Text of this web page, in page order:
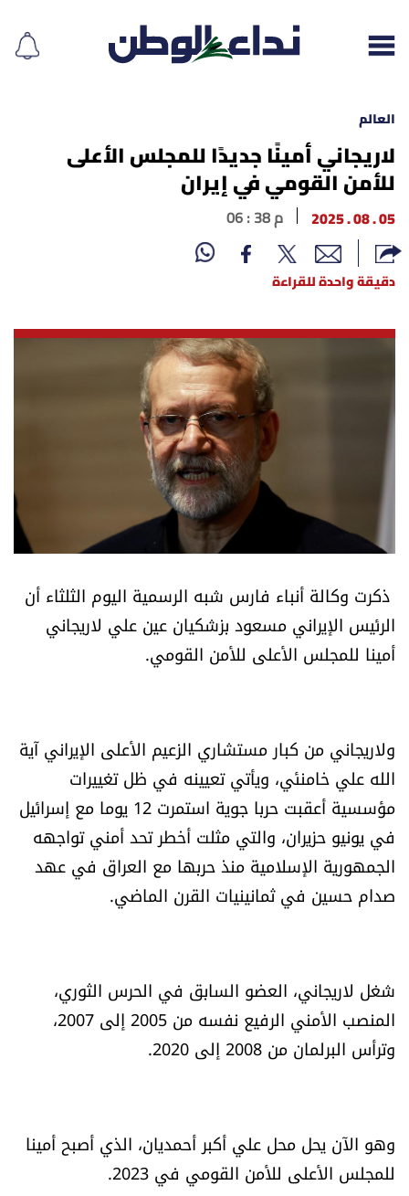
إقرأ الجريدة
لبنان
الغلاف
نداء اليوم
نداء القرّاء
كتّابنا
آراء
اقتصاد
العالم
الصحافة الإسرائيلية
فصل من كتاب
اقرأ تضحك
سجالات
العالم
لاريجاني أمينًا جديدًا للمجلس الأعلى
للأمن القومي في إيران
05 . 08 . 2025 06 : 38 م
دقيقة واحدة للقراءة
ذكرت وكالة أنباء فارس شبه الرسمية اليوم الثلثاء أن
الرئيس الإيراني مسعود بزشكيان عين علي لاريجاني
أمينا للمجلس الأعلى للأمن القومي.
ولاريجاني من كبار مستشاري الزعيم الأعلى الإيراني آية
الله علي خامنئي، ويأتي تعيينه في ظل تغييرات
مؤسسية أعقبت حربا جوية استمرت 12 يوما مع إسرائيل
في يونيو حزيران، والتي مثلت أخطر تحد أمني تواجهه
الجمهورية الإسلامية منذ حربها مع العراق في عهد
صدام حسين في ثمانينيات القرن الماضي.
شغل لاريجاني، العضو السابق في الحرس الثوري،
المنصب الأمني الرفيع نفسه من 2005 إلى 2007،
وترأس البرلمان من 2008 إلى 2020.
وهو الآن يحل محل علي أكبر أحمديان، الذي أصبح أمينا
للمجلس الأعلى للأمن القومي في 2023.